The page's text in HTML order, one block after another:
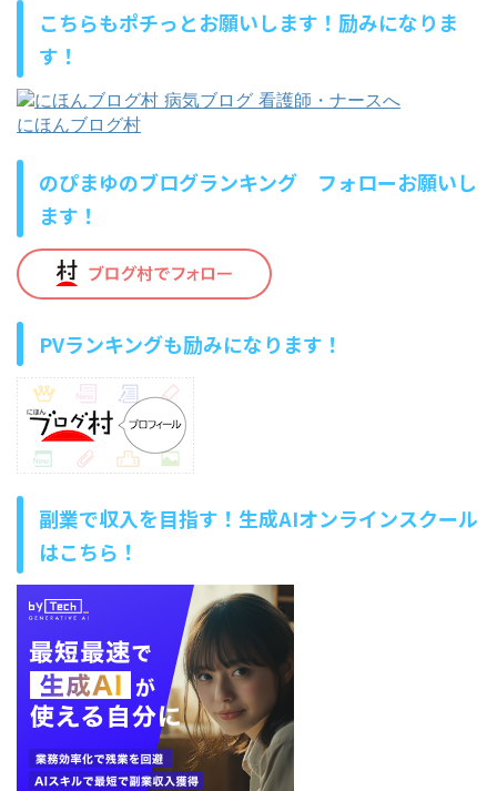
こちらもポチっとお願いします！励みになりま
す！
にほんブログ村
のぴまゆのブログランキング フォローお願いし
ます！
PVランキングも励みになります！
副業で収入を目指す！生成AIオンラインスクール
はこちら！